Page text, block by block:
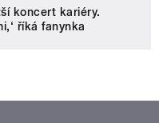
koncert kariéry.
říká fanynka